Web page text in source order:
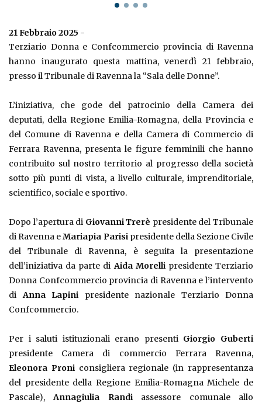
21 Febbraio 2025 -
Terziario Donna e Confcommercio provincia di Ravenna
hanno inaugurato questa mattina, venerdì 21 febbraio,
presso il Tribunale di Ravenna la “Sala delle Donne”.
L’iniziativa, che gode del patrocinio della Camera dei
deputati, della Regione Emilia-Romagna, della Provincia e
del Comune di Ravenna e della Camera di Commercio di
Ferrara Ravenna, presenta le figure femminili che hanno
contribuito sul nostro territorio al progresso della società
sotto più punti di vista, a livello culturale, imprenditoriale,
scientifico, sociale e sportivo.
Dopo l’apertura di Giovanni Trerè presidente del Tribunale
di Ravenna eMariapia Parisipresidente della Sezione Civile
del Tribunale di Ravenna, è seguita la presentazione
dell’iniziativa da parte diAida Morellipresidente Terziario
Donna Confcommercio provincia di Ravenna e l’intervento
diAnna Lapini presidente nazionale Terziario Donna
Confcommercio.
Per i saluti istituzionali erano presenti Giorgio Guberti
presidente Camera di commercio Ferrara Ravenna,
Eleonora Proniconsigliera regionale (in rappresentanza
del presidente della Regione Emilia-Romagna Michele de
Pascale),Annagiulia Randiassessore comunale allo